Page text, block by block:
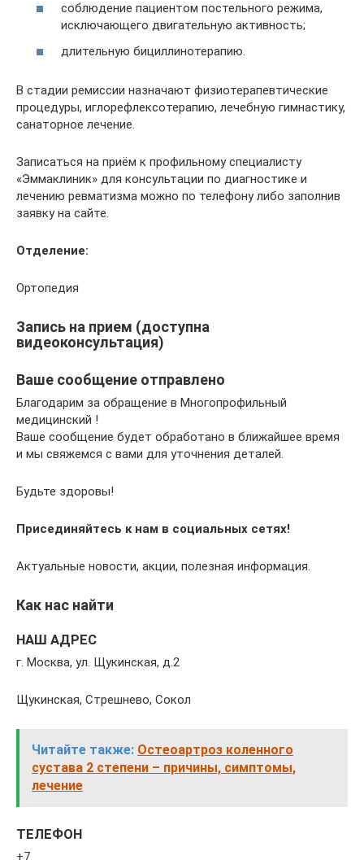
соблюдение пациентом постельного режима,
исключающего двигательную активность;
длительную бициллинотерапию.
В стадии ремиссии назначают физиотерапевтические
процедуры, иглорефлексотерапию, лечебную гимнастику,
санаторное лечение.
Записаться на приём к профильному специалисту
«Эммаклиник» для консультации по диагностике и
лечению ревматизма можно по телефону либо заполнив
заявку на сайте.
Отделение:
Ортопедия
Запись на прием (доступна
видеоконсультация)
Ваше сообщение отправлено
Благодарим за обращение в Многопрофильный
медицинский !
Ваше сообщение будет обработано в ближайшее время
и мы свяжемся с вами для уточнения деталей.
Будьте здоровы!
Присединяйтесь к нам в социальных сетях!
Актуальные новости, акции, полезная информация.
Как нас найти
НАШ АДРЕС
г. Москва, ул. Щукинская, д.2
Щукинская, Стрешнево, Сокол
Читайте также: Остеоартроз коленного
сустава 2 степени – причины, симптомы,
лечение
ТЕЛЕФОН
+7